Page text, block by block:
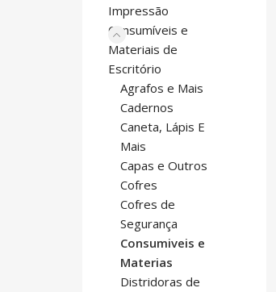
Impressão
Consumíveis e
Materiais de
Escritório
Agrafos e Mais
Cadernos
Caneta, Lápis E
Mais
Capas e Outros
Cofres
Cofres de
Segurança
Consumiveis e
Materias
Distridoras de